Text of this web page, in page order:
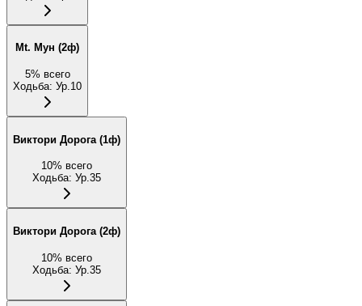
Mt. Мун (2ф)
5% всего
Ходьба: Ур.10
Виктори Дорога (1ф)
10% всего
Ходьба: Ур.35
Виктори Дорога (2ф)
10% всего
Ходьба: Ур.35